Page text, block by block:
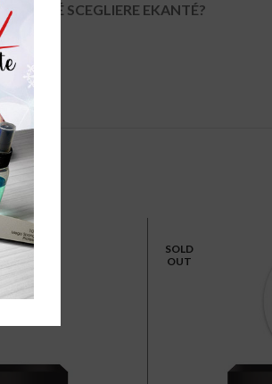
PERCHÉ SCEGLIERE EKANTÉ?
SOLD
OUT